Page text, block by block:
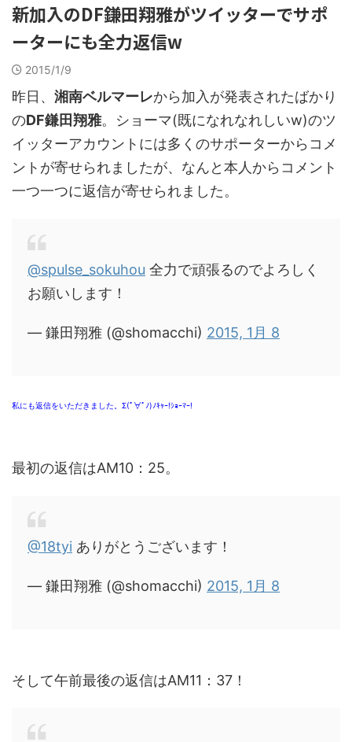
新加入のDF鎌田翔雅がツイッターでサポ
ーターにも全力返信w
2015/1/9
昨日、 湘南ベルマーレから加入が発表されたばかり
のDF鎌田翔雅。ショーマ(既になれなれしいw)のツ
イッターアカウントには多くのサポーターからコメ
ントが寄せられましたが、なんと本人からコメント
一つ一つに返信が寄せられました。
@spulse_sokuhou 全力で頑張るのでよろしく
お願いします！
— 鎌田翔雅 (@shomacchi) 2015, 1月 8
私にも返信をいただきました。Σ(ﾟ∀ﾟﾉ)ﾉｷｬｰ!ｼｮｰﾏｰ!
最初の返信はAM10：25。
@18tyi ありがとうございます！
— 鎌田翔雅 (@shomacchi) 2015, 1月 8
そして午前最後の返信はAM11：37！